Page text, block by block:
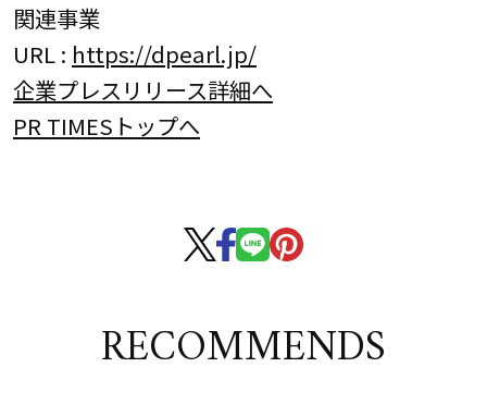
関連事業
URL : https://dpearl.jp/
企業プレスリリース詳細へ
PR TIMESトップへ
RECOMMENDS